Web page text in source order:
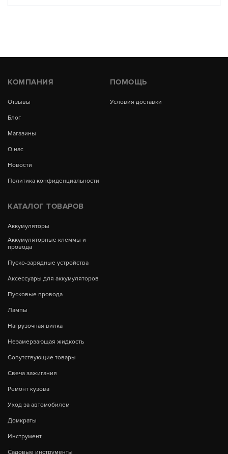
КОМПАНИЯ
Отзывы
Блог
Магазины
О нас
Новости
Политика конфиденциальности
ПОМОЩЬ
Условия доставки
КАТАЛОГ ТОВАРОВ
Аккумуляторы
Аккумуляторные клеммы и
провода
Пуско-зарядные устройства
Аксессуары для аккумуляторов
Пусковые провода
Лампы
Нагрузочная вилка
Незамерзающая жидкость
Сопутствующие товары
Свеча зажигания
Ремонт кузова
Уход за автомобилем
Домкраты
Инструмент
Садовые инструменты